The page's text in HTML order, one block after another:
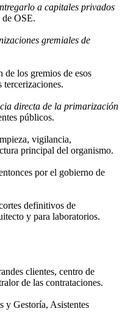
a capitales privados
de OSE.
gremiales de
de los gremios de esos
directa de la primarización
públicos.
vigilancia,
principal del organismo.
por el gobierno de
definitivos de
y para laboratorios.
clientes, centro de
de las contrataciones.
y Gestoría, Asistentes